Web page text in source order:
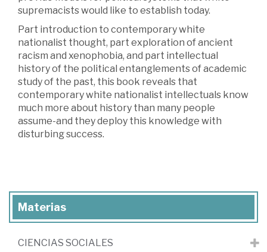
supremacists would like to establish today.
Part introduction to contemporary white
nationalist thought, part exploration of ancient
racism and xenophobia, and part intellectual
history of the political entanglements of academic
study of the past, this book reveals that
contemporary white nationalist intellectuals know
much more about history than many people
assume-and they deploy this knowledge with
disturbing success.
Materias
CIENCIAS SOCIALES